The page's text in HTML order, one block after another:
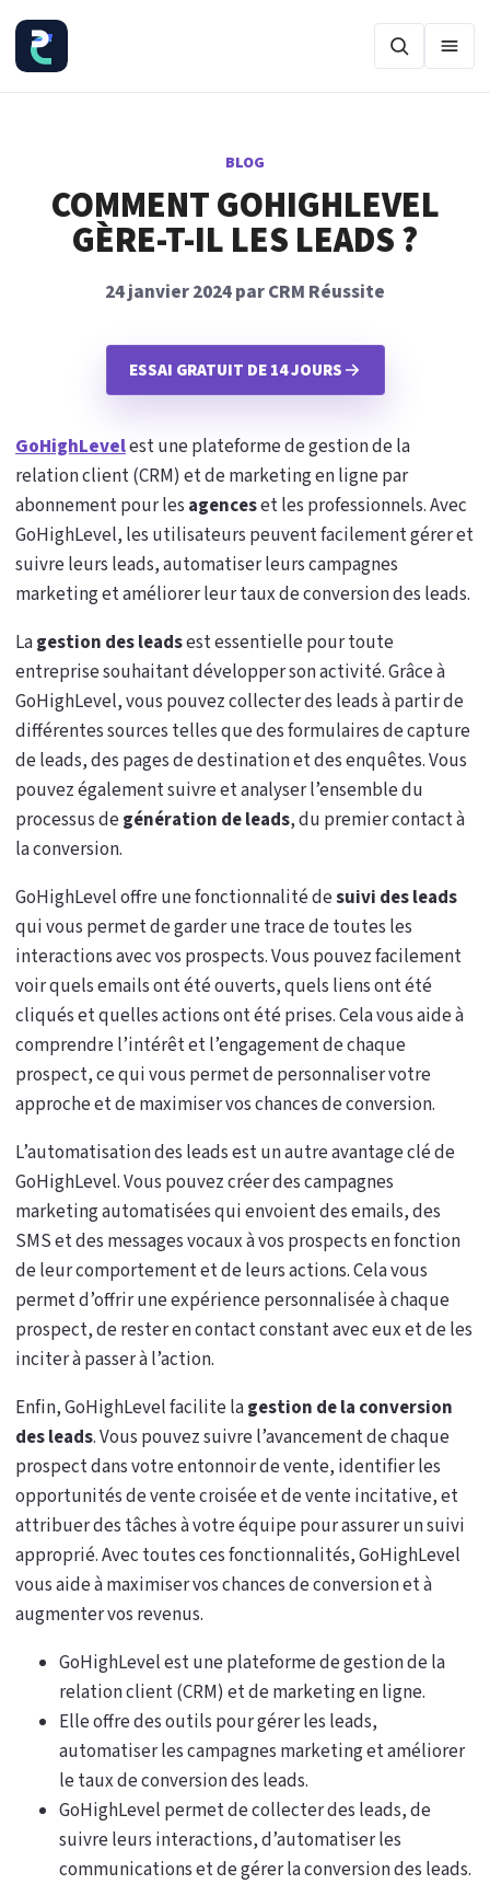
BLOG
COMMENT GOHIGHLEVEL
GÈRE-T-IL LES LEADS ?
24 janvier 2024 par CRM Réussite
ESSAI GRATUIT DE 14 JOURS
GoHighLevelest une plateforme de gestion de la
relation client (CRM) et de marketing en ligne par
abonnement pour les agenceset les professionnels. Avec
GoHighLevel, les utilisateurs peuvent facilement gérer et
suivre leurs leads, automatiser leurs campagnes
marketing et améliorer leur taux de conversion des leads.
Lagestion des leadsest essentielle pour toute
entreprise souhaitant développer son activité. Grâce à
GoHighLevel, vous pouvez collecter des leads à partir de
différentes sources telles que des formulaires de capture
de leads, des pages de destination et des enquêtes. Vous
pouvez également suivre et analyser l’ensemble du
processus degénération de leads, du premier contact à
la conversion.
GoHighLevel offre une fonctionnalité desuivi des leads
qui vous permet de garder une trace de toutes les
interactions avec vos prospects. Vous pouvez facilement
voir quels emails ont été ouverts, quels liens ont été
cliqués et quelles actions ont été prises. Cela vous aide à
comprendre l’intérêt et l’engagement de chaque
prospect, ce qui vous permet de personnaliser votre
approche et de maximiser vos chances de conversion.
L’automatisation des leads est un autre avantage clé de
GoHighLevel. Vous pouvez créer des campagnes
marketing automatisées qui envoient des emails, des
SMS et des messages vocaux à vos prospects en fonction
de leur comportement et de leurs actions. Cela vous
permet d’offrir une expérience personnalisée à chaque
prospect, de rester en contact constant avec eux et de les
inciter à passer à l’action.
Enfin, GoHighLevel facilite lagestion de la conversion
des leads. Vous pouvez suivre l’avancement de chaque
prospect dans votre entonnoir de vente, identifier les
opportunités de vente croisée et de vente incitative, et
attribuer des tâches à votre équipe pour assurer un suivi
approprié. Avec toutes ces fonctionnalités, GoHighLevel
vous aide à maximiser vos chances de conversion et à
augmenter vos revenus.
GoHighLevel est une plateforme de gestion de la
relation client (CRM) et de marketing en ligne.
Elle offre des outils pour gérer les leads,
automatiser les campagnes marketing et améliorer
le taux de conversion des leads.
GoHighLevel permet de collecter des leads, de
suivre leurs interactions, d’automatiser les
communications et de gérer la conversion des leads.